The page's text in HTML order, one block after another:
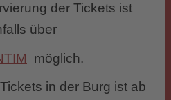
der Tickets ist
über
möglich.
in der Burg ist ab